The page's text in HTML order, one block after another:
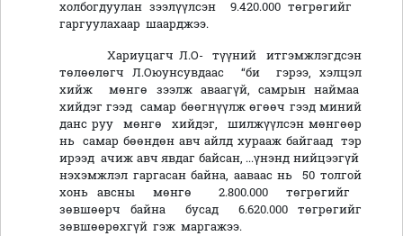
холбогдуулан зээлүүлсэн 9.420.000 төгрөгийг
гаргуулахаар шаарджээ.
Хариуцагч Л.О- түүний итгэмжлэгдсэн
төлөөлөгч Л.Оюунсувдаас “би гэрээ, хэлцэл
хийж мөнгө зээлж аваагүй, самрын наймаа
хийдэг гээд самар бөөгнүүлж өгөөч гээд миний
данс руу мөнгө хийдэг, шилжүүлсэн мөнгөөр
нь самар бөөндөн авч айлд хурааж байгаад тэр
ирээд ачиж авч явдаг байсан, ...үнэнд нийцээгүй
нэхэмжлэл гаргасан байна, ааваас нь 50 толгой
хонь авсны мөнгө 2.800.000 төгрөгийг
зөвшөөрч байна бусад 6.620.000 төгрөгийг
зөвшөөрөхгүй гэж маргажээ.